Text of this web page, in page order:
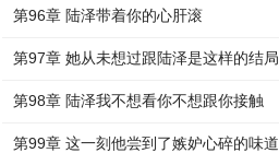
第96章 陆泽带着你的心肝滚
第97章 她从未想过跟陆泽是这样的结局
第98章 陆泽我不想看你不想跟你接触
第99章 这一刻他尝到了嫉妒心碎的味道